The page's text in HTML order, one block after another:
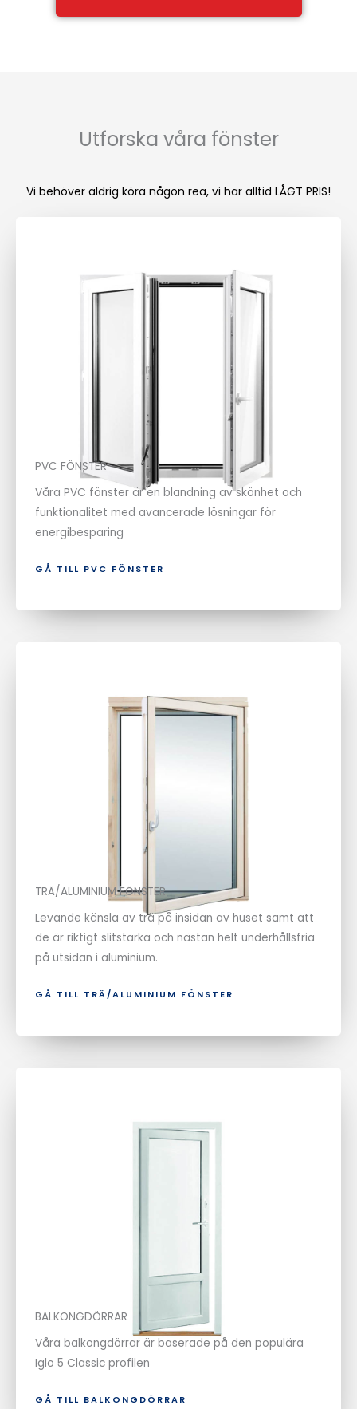
Utforska våra fönster
Vi behöver aldrig köra någon rea, vi har alltid LÅGT PRIS!
PVC FÖNSTER
Våra PVC fönster är en blandning av skönhet och
funktionalitet med avancerade lösningar för
energibesparing
GÅ TILL PVC FÖNSTER
TRÄ/ALUMINIUM FÖNSTER
Levande känsla av trä på insidan av huset samt att
de är riktigt slitstarka och nästan helt underhållsfria
på utsidan i aluminium.
GÅ TILL TRÄ/ALUMINIUM FÖNSTER
BALKONGDÖRRAR
Våra balkongdörrar är baserade på den populära
Iglo 5 Classic profilen
GÅ TILL BALKONGDÖRRAR